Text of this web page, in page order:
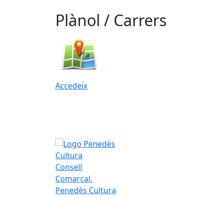
Plànol / Carrers
Accedeix
Consell
Comarcal.
Penedès Cultura